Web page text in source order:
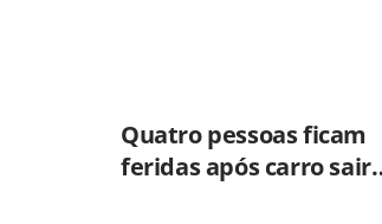
Quatro pessoas ficam
feridas após carro sair